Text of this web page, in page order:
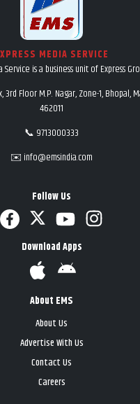
MEDIA SERVICE
Service is a business unit of Express
3rd Floor M.P. Nagar, Zone-1, Bhopal,
462011
📞 9713000333
✉️ info@emsindia.com
Follow Us
Download Apps
About EMS
About Us
Advertise With Us
Contact Us
Careers